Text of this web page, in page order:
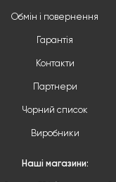
Обмін і повернення
Гарантія
Контакти
Партнери
Чорний список
Виробники
Наші магазини: